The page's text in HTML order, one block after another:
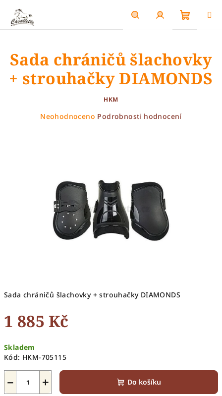
obsah
HledatPřihlášení
košík
Sada chráničů šlachovky + strouhačky DIAMONDS
1 885 Kč
cena:
Skladem
Kód: HKM-705115
+
− Do košíku
Sada chráničů šlachovky
+ strouhačky DIAMONDS
HKM
Průměrné
hvězdiček.
Neohodnoceno Podrobnosti hodnocení